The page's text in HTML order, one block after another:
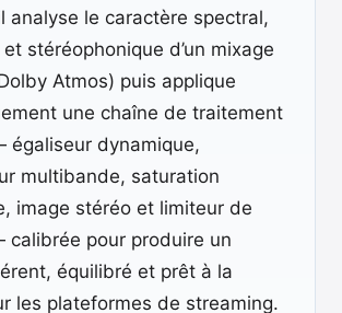
analyse le caractère spectral,
stéréophonique d’un mixage
Atmos) puis applique
une chaîne de traitement
égaliseur dynamique,
multibande, saturation
image stéréo et limiteur de
calibrée pour produire un
équilibré et prêt à la
les plateformes de streaming.